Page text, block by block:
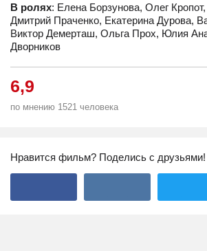
В ролях: Елена Борзунова, Олег
Дмитрий Праченко, Екатерина Дурова,
Виктор Демерташ, Ольга Прох, Юлия
Дворников
6,9
по мнению 1521 человека
Нравится фильм? Поделись с друзьями!